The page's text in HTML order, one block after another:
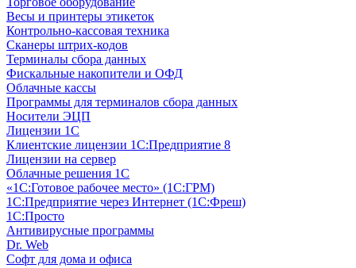
Весы и принтеры этикеток
Контрольно-кассовая техника
Сканеры штрих-кодов
Терминалы сбора данных
Фискальные накопители и ОФД
Облачные кассы
Программы для терминалов сбора данных
Носители ЭЦП
Лицензии 1С
Клиентские лицензии 1С:Предприятие 8
Лицензии на сервер
Облачные решения 1С
«1C:Готовое рабочее место» (1С:ГРМ)
1С:Предприятие через Интернет (1С:Фреш)
1С:Просто
Антивирусные программы
Dr. Web
Софт для дома и офиса